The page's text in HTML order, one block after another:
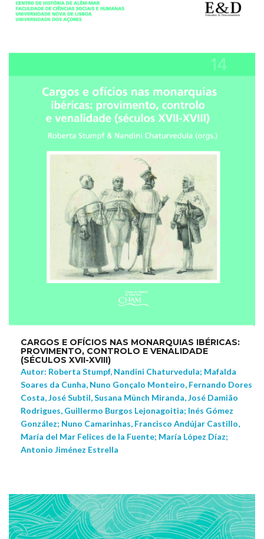
CARGOS E OFÍCIOS NAS MONARQUIAS IBÉRICAS:
PROVIMENTO, CONTROLO E VENALIDADE
(SÉCULOS XVII-XVIII)
Autor: Roberta Stumpf, Nandini Chaturvedula; Mafalda
Soares da Cunha, Nuno Gonçalo Monteiro, Fernando Dores
Costa, José Subtil, Susana Münch Miranda, José Damião
Rodrigues, Guillermo Burgos Lejonagoitia; Inés Gómez
González; Nuno Camarinhas, Francisco Andújar Castillo,
María del Mar Felices de la Fuente; María López Díaz;
Antonio Jiménez Estrella
NEW